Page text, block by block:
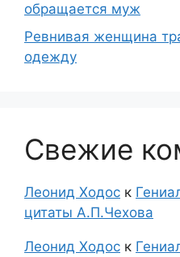
обращается муж
Ревнивая женщина
одежду
Свежие
Леонид Ходос к
цитаты А.П.Чехова
Леонид Ходос к